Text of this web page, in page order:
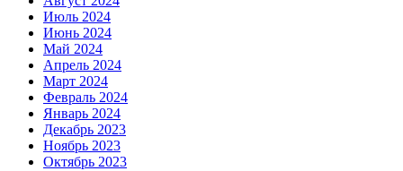
Июль 2024
Июнь 2024
Май 2024
Апрель 2024
Март 2024
Февраль 2024
Январь 2024
Декабрь 2023
Ноябрь 2023
Октябрь 2023